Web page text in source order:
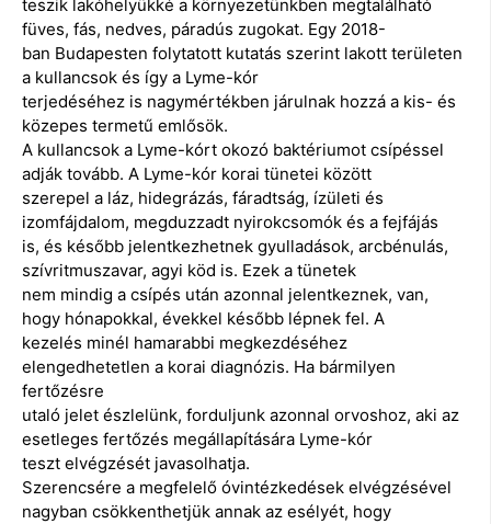
teszik lakóhelyükké a környezetünkben megtalálható
füves, fás, nedves, páradús zugokat. Egy 2018-
ban Budapesten folytatott kutatás szerint lakott területen
a kullancsok és így a Lyme-kór
terjedéséhez is nagymértékben járulnak hozzá a kis- és
közepes termetű emlősök.
A kullancsok a Lyme-kórt okozó baktériumot csípéssel
adják tovább. A Lyme-kór korai tünetei között
szerepel a láz, hidegrázás, fáradtság, ízületi és
izomfájdalom, megduzzadt nyirokcsomók és a fejfájás
is, és később jelentkezhetnek gyulladások, arcbénulás,
szívritmuszavar, agyi köd is. Ezek a tünetek
nem mindig a csípés után azonnal jelentkeznek, van,
hogy hónapokkal, évekkel később lépnek fel. A
kezelés minél hamarabbi megkezdéséhez
elengedhetetlen a korai diagnózis. Ha bármilyen
fertőzésre
utaló jelet észlelünk, forduljunk azonnal orvoshoz, aki az
esetleges fertőzés megállapítására Lyme-kór
teszt elvégzését javasolhatja.
Szerencsére a megfelelő óvintézkedések elvégzésével
nagyban csökkenthetjük annak az esélyét, hogy